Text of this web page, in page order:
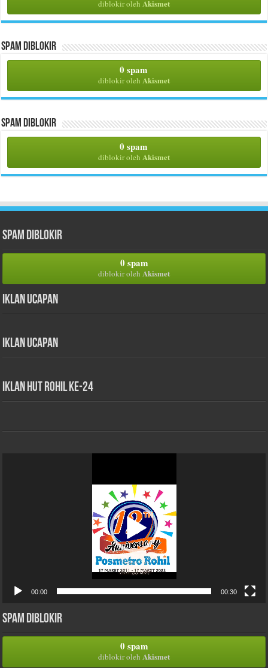
diblokir oleh Akismet
Spam Diblokir
0 spam
diblokir oleh Akismet
Spam Diblokir
0 spam
diblokir oleh Akismet
Spam Diblokir
0 spam
diblokir oleh Akismet
Iklan Ucapan
Iklan Ucapan
iklan HUT Rohil Ke-24
00:00 00:30
Spam Diblokir
0 spam
diblokir oleh Akismet